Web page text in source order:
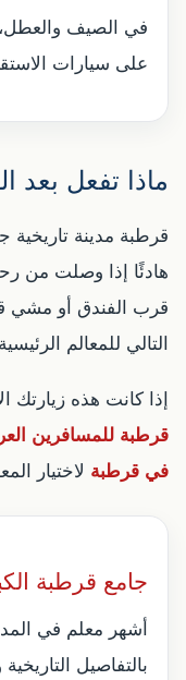
في الصيف
على سيارات
ماذا تفعل بعد
قرطبة مدينة
هادئًا إذا وصلت من
قرب الفندق أو مشي
التالي للمعالم
إذا كانت هذه زيارتك
قرطبة للمسافرين
في قرطبة لاختيار
جامع قرطبة
أشهر معلم في
بالتفاصيل